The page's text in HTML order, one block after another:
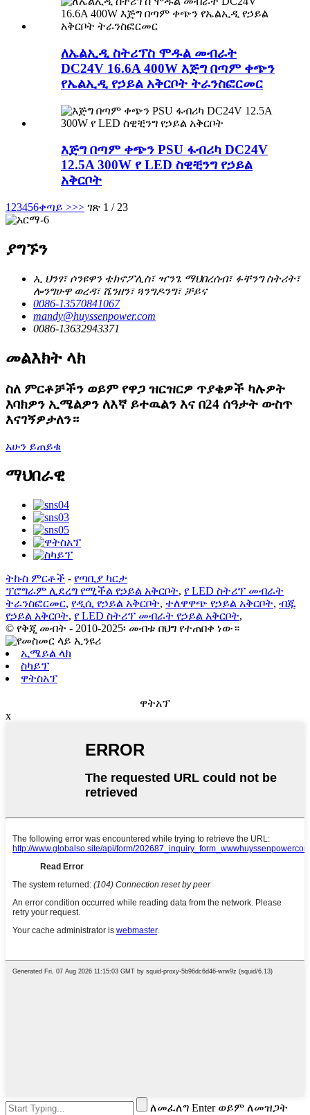
ለኤልኢዲ ስትሪፕስ ሞዱል መብራት
DC24V 16.6A 400W እጅግ በጣም ቀጭን
የኤልኢዲ የኃይል አቅርቦት ትራንስፎርመር
እጅግ በጣም ቀጭን PSU ፋብሪካ DC24V
12.5A 300W የ LED ስዊቺንግ የኃይል
አቅርቦት
1 23456ቀጣይ >>> ገጽ 1 / 23
ያግኙን
ኢ ህንፃ፣ ሶንዩዋን ቴክኖፖሊስ፣ ዣንጌ ማህበረሰብ፣ ፉቸንግ ስትሪት፣
ሎንግሁዋ ወረዳ፣ ሼንዘን፣ ጓንግዶንግ፣ ቻይና
0086-13570841067
mandy@huyssenpower.com
0086-13632943371
መልእክት ላክ
ስለ ምርቶቻችን ወይም የዋጋ ዝርዝርዎ ጥያቄዎች ካሉዎት
እባክዎን ኢሜልዎን ለእኛ ይተዉልን እና በ24 ሰዓታት ውስጥ
እናገኝዎታለን።
አሁን ይጠይቁ
ማህበራዊ
ትኩስ ምርቶች - የጣቢያ ካርታ
ፕሮግራም ሊደረግ የሚችል የኃይል አቅርቦት, የ LED ስትሪፕ መብራት
ትራንስፎርመር, የዲሲ የኃይል አቅርቦት, ተለዋዋጭ የኃይል አቅርቦት, ብጁ
የኃይል አቅርቦት, የ LED ስትሪፕ መብራት የኃይል አቅርቦት,
© የቅጂ መብት - 2010-2025፡ መብቱ በህግ የተጠበቀ ነው።
ኢሜይል ላክ
ስካይፕ
ዋትስአፕ
ዋትአፕ
x
ለመፈለግ Enter ወይም ለመዝጋት